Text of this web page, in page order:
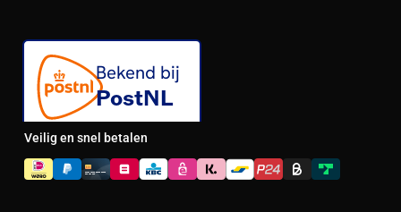
Veilig en snel betalen